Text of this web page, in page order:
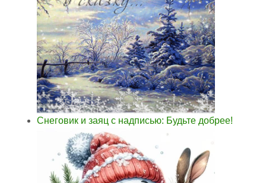
Снеговик и заяц с надписью: Будьте добрее!